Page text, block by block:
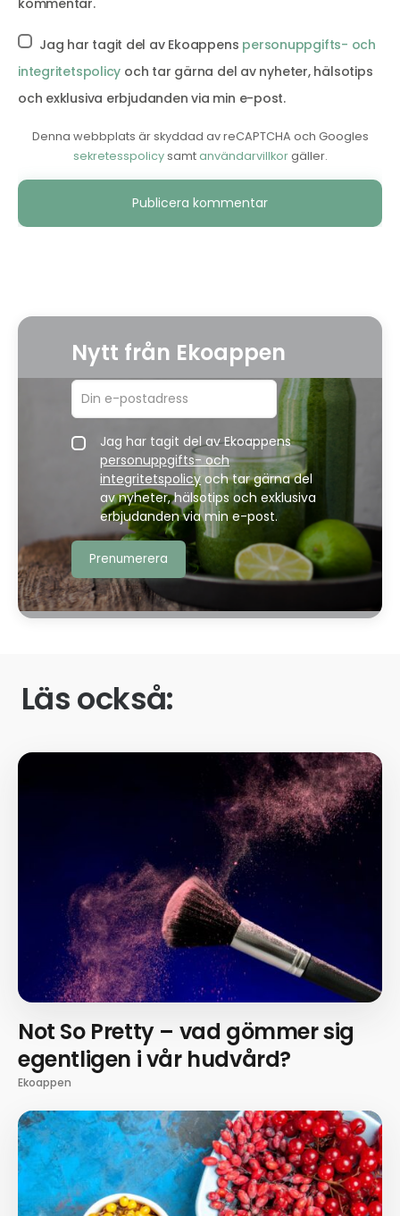
kommentar.
Jag har tagit del av Ekoappens personuppgifts- och
integritetspolicy och tar gärna del av nyheter, hälsotips
och exklusiva erbjudanden via min e-post.
Denna webbplats är skyddad av reCAPTCHA och Googles
sekretesspolicysamtanvändarvillkorgäller.
Alternative:
Nytt från Ekoappen
Jag har tagit del av Ekoappens
personuppgifts- och
integritetspolicyoch tar gärna del
av nyheter, hälsotips och exklusiva
erbjudanden via min e-post.
Läs också:
Not So Pretty – vad gömmer sig
egentligen i vår hudvård?
Ekoappen